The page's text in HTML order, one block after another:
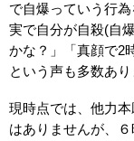
で自爆っていう行
実で自分が自殺(自
かな？」「真顔で2
という声も多数あり
現時点では、他力
はありませんが、